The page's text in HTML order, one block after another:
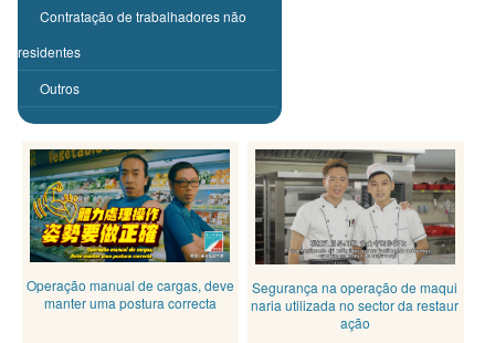
Contratação de trabalhadores não
residentes
Outros
Operação manual de cargas, deve
manter uma postura correcta
Segurança na operação de maqui
naria utilizada no sector da restaur
ação